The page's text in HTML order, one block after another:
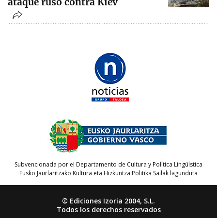
Subvencionada por el Departamento de Cultura y Política Lingüística
Eusko Jaurlaritzako Kultura eta Hizkuntza Politika Sailak lagunduta
© Ediciones Izoria 2004, S.L.
Todos los derechos reservados